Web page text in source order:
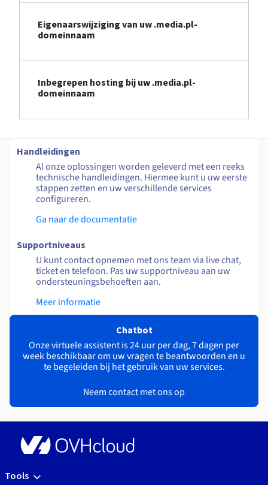
Eigenaarswijziging van uw .media.pl-
domeinnaam
Inbegrepen hosting bij uw .media.pl-
domeinnaam
Handleidingen
Al onze oplossingen worden geleverd met een reeks
technische handleidingen. Hiermee kunt u uw eerste
stappen zetten en uw verschillende services
configureren.
Ga naar de documentatie
Supportniveaus
U kunt contact opnemen met ons team via live chat,
ticket en telefoon. Pas uw supportniveau aan uw
ondersteuningsbehoeften aan.
Meer informatie
Chatbot
Onze virtuele assistent is 24 uur per dag, 7 dagen per
week beschikbaar om uw vragen te beantwoorden en u
te begeleiden bij het gebruik van uw services.
Neem contact met ons op
Tools